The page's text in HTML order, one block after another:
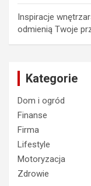
Inspiracje
odmienią Twoje
Kategorie
Dom i ogród
Finanse
Firma
Lifestyle
Motoryzacja
Zdrowie